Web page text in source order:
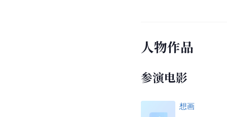
人物作品
参演电影
想画